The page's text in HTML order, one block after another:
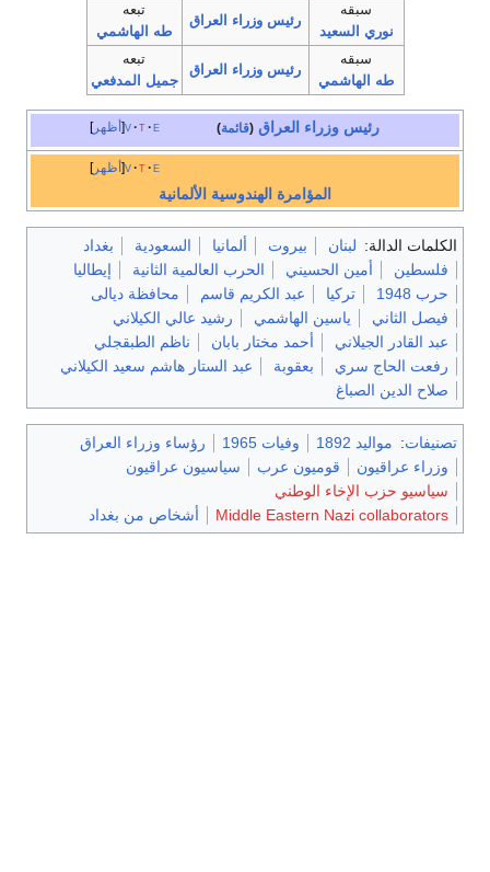
سبقه
نوري السعيد
رئيس وزراء العراق
تبعه
طه الهاشمي
سبقه
طه الهاشمي
رئيس وزراء العراق
تبعه
جميل المدفعي
أظهر v t e رئيس وزراء العراق (قائمة)
أظهر v t e
المؤامرة الهندوسية الألمانية
الكلمات الدالة: لبنان بيروت ألمانيا السعودية
بغداد
فلسطين
أمين الحسيني الحرب العالمية الثانية
إيطاليا
حرب 1948
تركيا عبد الكريم قاسم
محافظة ديالى
فيصل الثاني
ياسين الهاشمي
رشيد عالي الكيلاني
عبد القادر الجيلاني
أحمد مختار بابان
ناظم الطبقجلي
رفعت الحاج سري
بعقوبة
عبد الستار هاشم سعيد الكيلاني
صلاح الدين الصباغ
تصنيفات: مواليد 1892 وفيات 1965
رؤساء وزراء العراق
وزراء عراقيون
قوميون عرب
سياسيون عراقيون
سياسيو حزب الإخاء الوطني
Middle Eastern Nazi collaborators
أشخاص من بغداد